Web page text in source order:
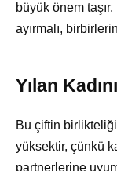
büyük önem
ayırmalı,
Yılan
Bu çiftin
yüksektir, çünkü
partnerlerine